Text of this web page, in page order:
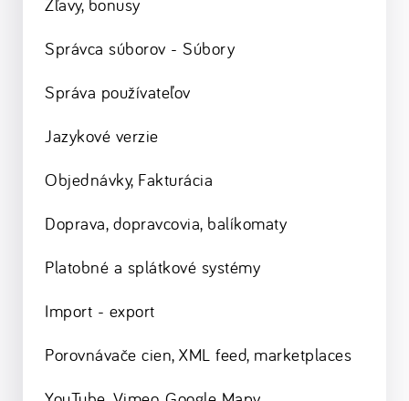
Zľavy, bonusy
Správca súborov - Súbory
Správa používateľov
Jazykové verzie
Objednávky, Fakturácia
Doprava, dopravcovia, balíkomaty
Platobné a splátkové systémy
Import - export
Porovnávače cien, XML feed, marketplaces